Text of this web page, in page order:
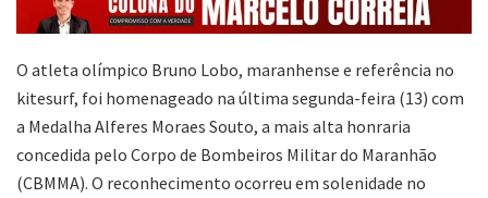
O atleta olímpico Bruno Lobo, maranhense e referência no
kitesurf, foi homenageado na última segunda-feira (13) com
a Medalha Alferes Moraes Souto, a mais alta honraria
concedida pelo Corpo de Bombeiros Militar do Maranhão
(CBMMA). O reconhecimento ocorreu em solenidade no